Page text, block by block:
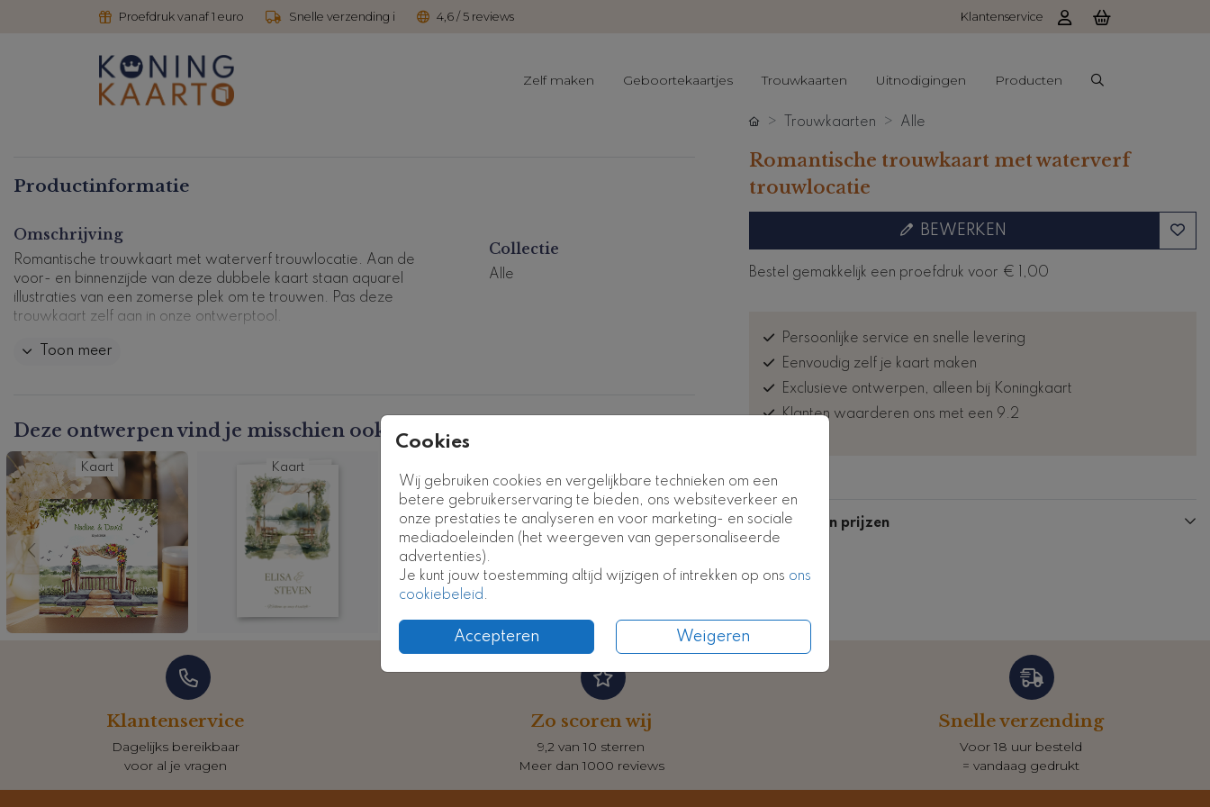
Proefdruk vanaf 1 euro Snelle verzending i 4,6 / 5 reviews Klantenservice
Zelf maken Geboortekaartjes Trouwkaarten Uitnodigingen Producten
Cookies
Wij gebruiken cookies en vergelijkbare technieken om een
betere gebruikerservaring te bieden, ons websiteverkeer en
onze prestaties te analyseren en voor marketing- en sociale
mediadoeleinden (het weergeven van gepersonaliseerde
advertenties).
Je kunt jouw toestemming altijd wijzigen of intrekken op ons ons
cookiebeleid.
Accepteren Weigeren
Productinformatie
Omschrijving
Romantische trouwkaart met waterverf trouwlocatie. Aan de
voor- en binnenzijde van deze dubbele kaart staan aquarel
illustraties van een zomerse plek om te trouwen. Pas deze
trouwkaart zelf aan in onze ontwerptool.
Kaartcode: T0759
Toon meer
Collectie
Alle
Deze ontwerpen vind je misschien ook leuk
Kaart Kaart
Trouwkaarten Alle
Romantische trouwkaart met waterverf
trouwlocatie
BEWERKEN
Bestel gemakkelijk een proefdruk voor € 1,00
Persoonlijke service en snelle levering
Eenvoudig zelf je kaart maken
Exclusieve ontwerpen, alleen bij Koningkaart
Klanten waarderen ons met een 9.2
Formaten en prijzen
Klantenservice
Dagelijks bereikbaar
voor al je vragen
Zo scoren wij
9,2 van 10 sterren
Meer dan 1000 reviews
Snelle verzending
Voor 18 uur besteld
= vandaag gedrukt